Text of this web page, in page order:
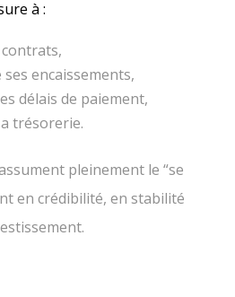
à :
encaissements,
délais de paiement,
trésorerie.
pleinement le “se
en crédibilité, en stabilité